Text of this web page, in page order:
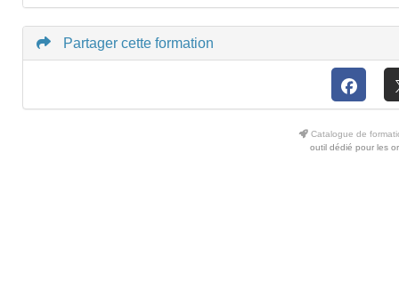
Partager cette formation
Catalogue de
outil dédié pour les